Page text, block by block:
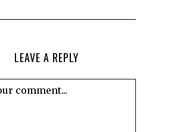
LEAVE A REPLY